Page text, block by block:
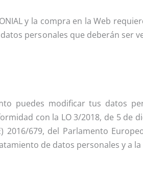
y la compra en la Web
personales que deberán ser
puedes modificar tus datos
con la LO 3/2018, de 5 de
2016/679, del Parlamento
de datos personales y a